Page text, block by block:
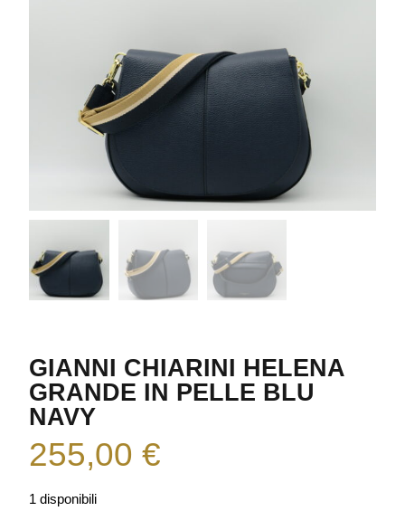
GIANNI CHIARINI HELENA
GRANDE IN PELLE BLU
NAVY
255,00€
1 disponibili